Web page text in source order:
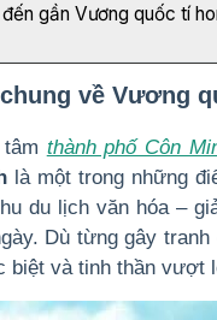
gần Vương quốc tí
về Vương
thành phố Côn
là một trong những
du lịch văn hóa –
Dù từng gây
biệt và tinh thần vượt